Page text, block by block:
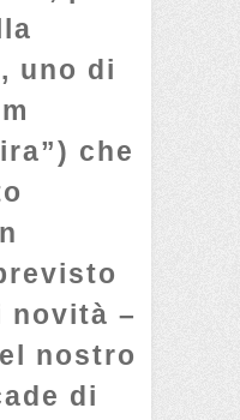
uno di
che
novità –
nostro
di